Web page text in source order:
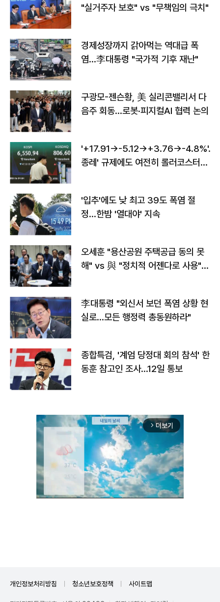
"실거주자 보호" vs "무책임의 극치"
경제성장까지 갉아먹는 역대급 폭
염…李대통령 "국가적 기후 재난"
구광모-젠슨황, 美 실리콘밸리서 다
음주 회동…로봇·피지컬AI 협력 논의
'+17.91→-5.12→+3.76→-4.8%'…'
종레' 규제에도 여전히 롤러코스터
'입추'에도 낮 최고 39도 폭염 절
정…한밤 '열대야' 지속
오세훈 "용산공원 주택공급 동의 못
해" vs 與 "정치적 어젠다로 사용"
李대통령 "외신서 보던 폭염 상황 현
실로…모든 행정력 총동원하라"
종합특검, '계엄 당정대 회의 참석' 한
동훈 참고인 조사...12일 통보
arrow_forward_ios 더보기
개인정보처리방침 청소년보호정책 사이트맵